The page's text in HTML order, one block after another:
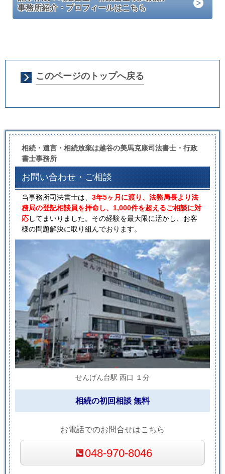
事務所紹介・プロフィールはこちら
このページのトップへ戻る
相続・遺言・相続放棄は越谷の美馬克康司法書士・行政
書士事務所
お問い合わせ・ご相談
当事務所司法書士は、 3年5ヶ月に渡り、法務局長より法
務局の登記相談員を拝命し、1,000件を超えるご相談に対
応してまいりました。その経験を最大限に活かし、お客
様の問題解決に取り組んでおります。
せんげん台駅 西口 １分
相続の初回相談 無料
お電話でのお問合せはこちら
048-970-8046